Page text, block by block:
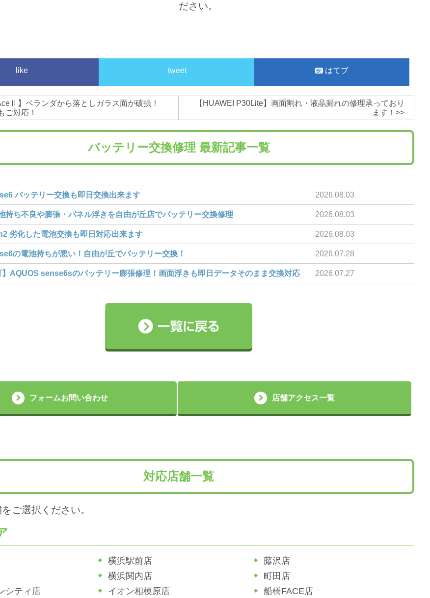
ださい。
like tweet はてブ
】ベランダから落としガラス面が破損！
ご対応！
【HUAWEI P30Lite】画面割れ・液晶漏れの修理承っており
ます！ >>
バッテリー交換修理 最新記事一覧
バッテリー交換も即日交換出来ます 2026.08.03
持ち不良や膨張・パネル浮きを自由が丘店でバッテリー交換修理 2026.08.03
劣化した電池交換も即日対応出来ます 2026.08.03
の電池持ちが悪い！自由が丘でバッテリー交換！ 2026.07.28
】AQUOS sense6sのバッテリー膨張修理！画面浮きも即日データそのまま交換対応 2026.07.27
フォームお問い合わせ 店舗アクセス一覧
対応店舗一覧
ご選択ください。
横浜駅前店
藤沢店
横浜関内店
町田店
シティ店
イオン相模原店 船橋FACE店